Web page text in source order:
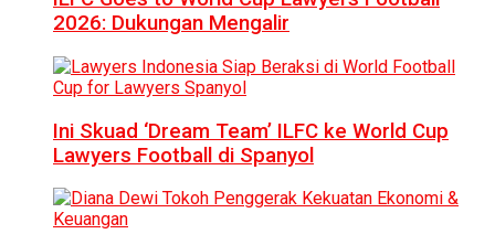
2026: Dukungan Mengalir
Ini Skuad ‘Dream Team’ ILFC ke World Cup
Lawyers Football di Spanyol